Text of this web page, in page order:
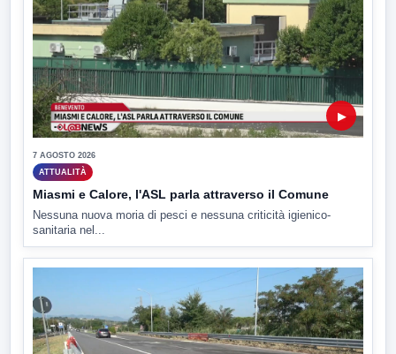
▶
7 AGOSTO 2026
ATTUALITÀ
Miasmi e Calore, l'ASL parla attraverso il Comune
Nessuna nuova moria di pesci e nessuna criticità igienico-
sanitaria nel...